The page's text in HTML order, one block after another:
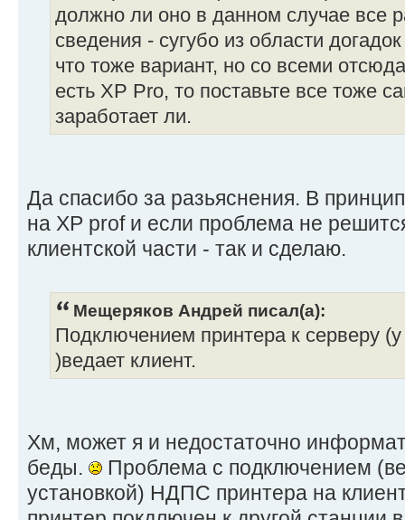
должно ли оно в данном случае все
сведения - сугубо из области
что тоже вариант, но со всеми
есть XP Pro, то поставьте все тоже
заработает ли.
Да спасибо за разьяснения. В
на XP prof и если проблема не
клиентской части - так и сделаю.
Мещеряков Андрей писал(а):
Подключением принтера к серверу
)ведает клиент.
Хм, может я и недостаточно
беды.
Проблема с подключением
установкой) НДПС принтера на